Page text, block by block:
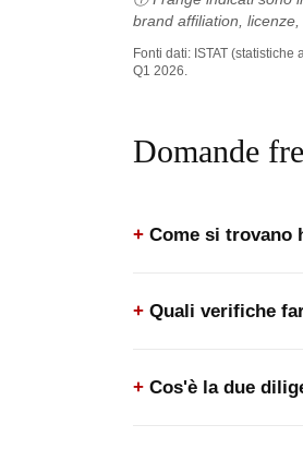
brand affiliation,
Fonti dati: ISTAT
Q1 2026.
Domande
Come si trovano
Quali verifiche
Cos'è la due